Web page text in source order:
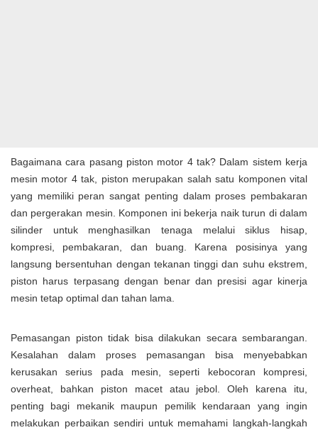
Bagaimana cara pasang piston motor 4 tak? Dalam sistem kerja
mesin motor 4 tak, piston merupakan salah satu komponen vital
yang memiliki peran sangat penting dalam proses pembakaran
dan pergerakan mesin. Komponen ini bekerja naik turun di dalam
silinder untuk menghasilkan tenaga melalui siklus hisap,
kompresi, pembakaran, dan buang. Karena posisinya yang
langsung bersentuhan dengan tekanan tinggi dan suhu ekstrem,
piston harus terpasang dengan benar dan presisi agar kinerja
mesin tetap optimal dan tahan lama.
Pemasangan piston tidak bisa dilakukan secara sembarangan.
Kesalahan dalam proses pemasangan bisa menyebabkan
kerusakan serius pada mesin, seperti kebocoran kompresi,
overheat, bahkan piston macet atau jebol. Oleh karena itu,
penting bagi mekanik maupun pemilik kendaraan yang ingin
melakukan perbaikan sendiri untuk memahami langkah-langkah